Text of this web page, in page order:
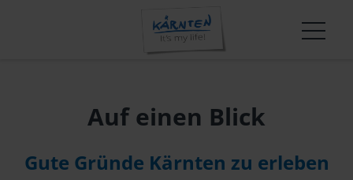
Marke & Marketing
Aktuelle Kampagne
Marktbearbeitung
Betriebskooperationen
Strategische Schwerpunkte
News
Erlebnis Slow Food Kärnten
T-Mona-Auswertungen
Das leistet der Tourismus in Kärnten
Wissen und Innovation in der Kärnten Werbung
Qualität+ in Kärnten
Erfolgsgeschichten in Kärnten
Barrierefrei
TeamHaus Jobbörse
Carinthia Film Commission
Auf einen Blick
Gute Gründe Kärnten zu erleben